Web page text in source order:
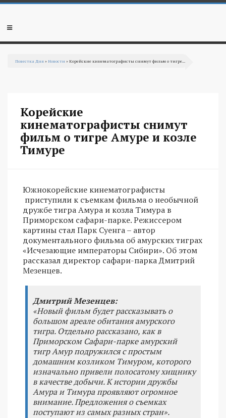
Перейти к основному содержанию
Мобильное
Повестка Дня »Новости » Корейские кинематографисты снимут фильм о тигре...
Корейские
кинематографисты снимут
фильм о тигре Амуре и козле
Тимуре
Южнокорейские кинематографисты
приступили к съемкам фильма о необычной
дружбе тигра Амура и козла Тимура в
Приморском сафари-парке. Режиссером
картины стал Парк Суенга – автор
документального фильма об амурских тиграх
«Исчезающие императоры Сибири». Об этом
рассказал директор сафари-парка Дмитрий
Мезенцев.
Дмитрий Мезенцев:
«Новый фильм будет рассказывать о
большом ареале обитания амурского
тигра. Отдельно рассказано, как в
Приморском Сафари-парке амурский
тигр Амур подружился с простым
домашним козликом Тимуром, которого
изначально привели полосатому хищнику
в качестве добычи. К истории дружбы
Амура и Тимура проявляют огромное
внимание. Предложения о съемках
поступают из самых разных стран».